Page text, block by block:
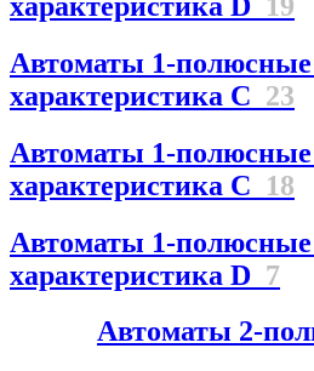
Автоматы 1-
характеристика С 23
Автоматы 1-
характеристика C 18
Автоматы 1-
характеристика D 7
Автоматы 2-